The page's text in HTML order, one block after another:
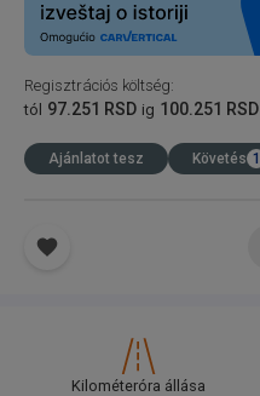
Regisztrációs költség:
tól 97.251 RSD ig 100.251 RSD
Ajánlatot tesz Követés 1
Kilométeróra állása